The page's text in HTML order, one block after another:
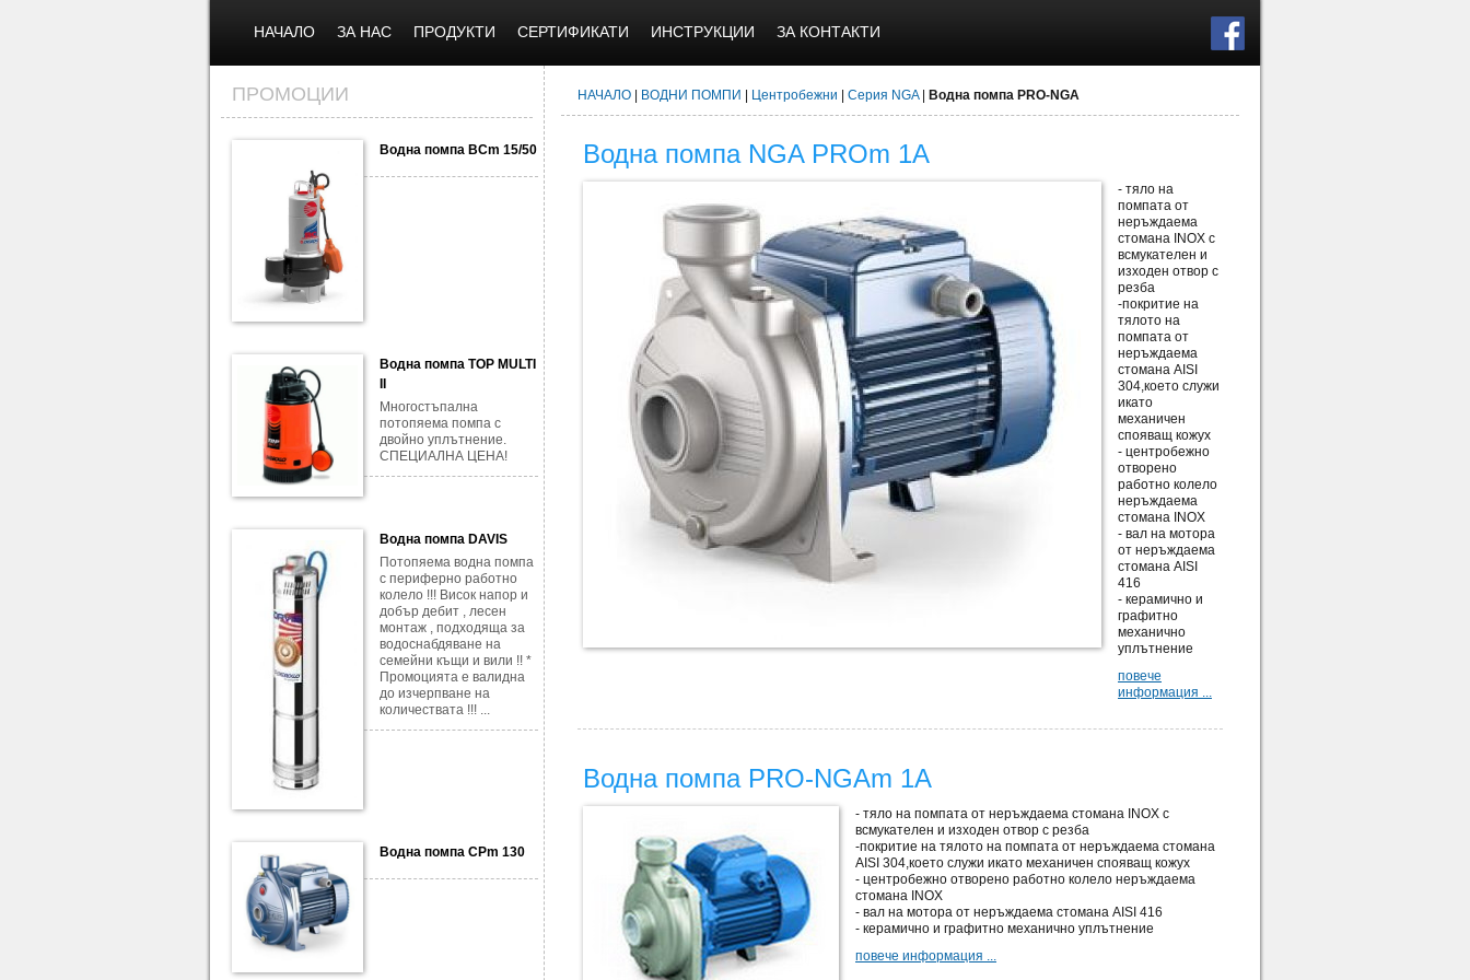
НАЧАЛО ЗА НАС ПРОДУКТИ СЕРТИФИКАТИ ИНСТРУКЦИИ ЗА КОНТАКТИ
ПРОМОЦИИ
Водна помпа BCm 15/50
Водна помпа TOP MULTI
II
Многостъпална
потопяема помпа с
двойно уплътнение.
СПЕЦИАЛНА ЦЕНА!
Водна помпа DAVIS
Потопяема водна помпа
с периферно работно
колело !!! Висок напор и
добър дебит , лесен
монтаж , подходяща за
водоснабдяване на
семейни къщи и вили !! *
Промоцията е валидна
до изчерпване на
количествата !!! ...
Водна помпа CPm 130
НАЧАЛО ВОДНИ ПОМПИ Центробежни Серия NGA| Водна помпа PRO-NGA
Водна помпа NGA PROm 1A
- тяло на
помпата от
неръждаема
стомана INOX с
всмукателен и
изходен отвор с
резба
-покритие на
тялото на
помпата от
неръждаема
стомана AISI
304,което служи
икато
механичен
спояващ кожух
- центробежно
отворено
работно колело
неръждаема
стомана INOX
- вал на мотора
от неръждаема
стомана AISI
416
- керамично и
графитно
механично
уплътнение
повече
информация ...
Водна помпа PRO-NGAm 1A
- тяло на помпата от неръждаема стомана INOX с
всмукателен и изходен отвор с резба
-покритие на тялото на помпата от неръждаема стомана
AISI 304,което служи икато механичен спояващ кожух
- центробежно отворено работно колело неръждаема
стомана INOX
- вал на мотора от неръждаема стомана AISI 416
- керамично и графитно механично уплътнение
повече информация ...